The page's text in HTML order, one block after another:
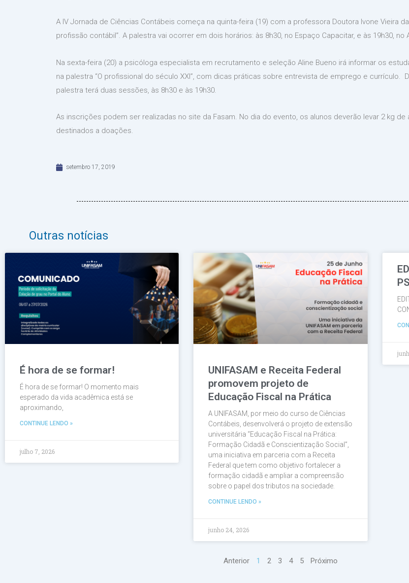
A IV Jornada de Ciências Contábeis começa na quinta-feira (19) com a professora Doutora Ivone Vieira
profissão contábil”. A palestra vai ocorrer em dois horários: às 8h30, no Espaço Capacitar, e às 19h30, no
Na sexta-feira (20) a psicóloga especialista em recrutamento e seleção Aline Bueno irá informar os
na palestra “O profissional do século XXI”, com dicas práticas sobre entrevista de emprego e currículo.
palestra terá duas sessões, às 8h30 e às 19h30.
As inscrições podem ser realizadas no site da Fasam. No dia do evento, os alunos deverão levar 2 kg
destinados a doações.
setembro 17, 2019
Outras notícias
É hora de se formar!
É hora de se formar! O momento mais
esperado da vida acadêmica está se
aproximando,
CONTINUE LENDO »
julho 7, 2026
UNIFASAM e Receita Federal
promovem projeto de
Educação Fiscal na Prática
A UNIFASAM, por meio do curso de Ciências
Contábeis, desenvolverá o projeto de extensão
universitária “Educação Fiscal na Prática:
Formação Cidadã e Conscientização Social”,
uma iniciativa em parceria com a Receita
Federal que tem como objetivo fortalecer a
formação cidadã e ampliar a compreensão
sobre o papel dos tributos na sociedade.
CONTINUE LENDO »
junho 24, 2026
Anterior
Página
1
Página
2
Página
3
Página
4
Página
5 Próximo